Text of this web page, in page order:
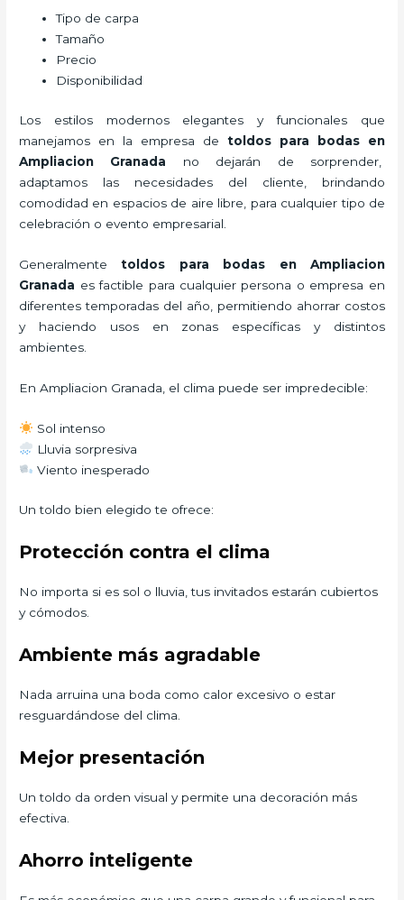
Tipo de carpa
Tamaño
Precio
Disponibilidad
Los estilos modernos elegantes y funcionales que
manejamos en la empresa de toldos para bodas
en
Ampliacion Granada no dejarán de sorprender,
adaptamos las necesidades del cliente, brindando
comodidad en espacios de aire libre, para cualquier tipo de
celebración o evento empresarial.
Generalmentetoldos para bodas en Ampliacion
Granada es factible para cualquier persona o empresa en
diferentes temporadas del año, permitiendo ahorrar costos
y haciendo usos en zonas específicas y distintos
ambientes.
En Ampliacion Granada, el clima puede ser impredecible:
Sol intenso
Lluvia sorpresiva
Viento inesperado
Un toldo bien elegido te ofrece:
Protección contra el clima
No importa si es sol o lluvia, tus invitados estarán cubiertos
y cómodos.
Ambiente más agradable
Nada arruina una boda como calor excesivo o estar
resguardándose del clima.
Mejor presentación
Un toldo da orden visual y permite una decoración más
efectiva.
Ahorro inteligente